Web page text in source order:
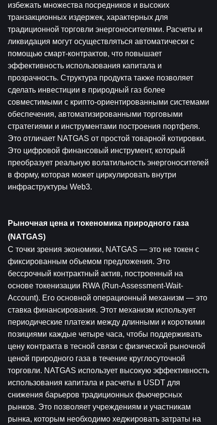
избежать множества посредников и высоких
транзакционных издержек, характерных для
традиционной торговли энергоносителями. Расчеты и
ликвидация могут осуществляться автоматически с
помощью смарт-контрактов, что повышает
эффективность использования капитала и
прозрачность. Структура продукта также позволяет
сделать инвестиции в природный газ более
совместимыми с крипто-ориентированными системами
обеспечения, автоматизированными торговыми
стратегиями и инструментами построения портфеля.
Это отличает NATGAS от простой товарной котировки.
Это цифровой финансовый инструмент, который
преобразует реальную волатильность энергоносителей
в форму, которая может циркулировать внутри
инфраструктуры Web3.
Рыночная цена и токеномика природного газа
(NATGAS)
С точки зрения экономики, NATGAS — это не токен с
фиксированным объемом предложения. Это
бессрочный контрактный актив, построенный на
основе токенизации RWA (Run-Assessment-Wait-
Account). Его основной операционный механизм — это
ставка финансирования. Этот механизм использует
периодические платежи между длинными и короткими
позициями каждые четыре часа, чтобы поддерживать
цену контракта в тесной связи с физической рыночной
ценой природного газа в течение круглосуточной
торговли. NATGAS использует высокую эффективность
использования капитала и расчеты в USDT для
снижения барьеров традиционных фьючерсных
рынков. Это позволяет учреждениям и участникам
рынка, которым необходимо хеджировать затраты на